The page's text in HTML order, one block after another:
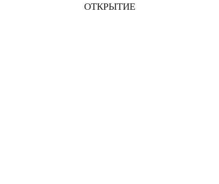
ОТКРЫТИЕ